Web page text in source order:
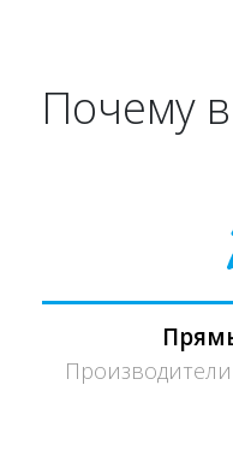
Почему